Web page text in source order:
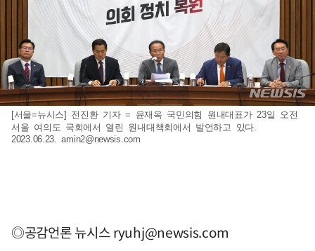
[서울=뉴시스] 전진환 기자 = 윤재옥 국민의힘 원내대표가 23일 오전
서울 여의도 국회에서 열린 원내대책회에서 발언하고 있다.
2023.06.23.amin2@newsis.com
◎공감언론 뉴시스ryuhj@newsis.com